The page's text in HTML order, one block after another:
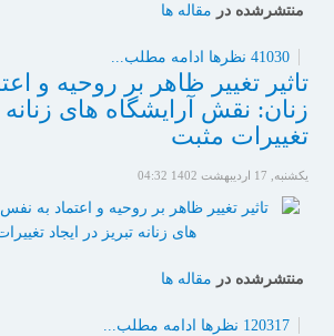
منتشرشده در مقاله ها
41030 نظرها ادامه مطلب...
تاثیر تغییر ظاهر بر روحیه و
زنان: نقش آرایشگاه های زنانه
تغییرات مثبت
یکشنبه, 17 ارديبهشت 1402 04:32
منتشرشده در مقاله ها
120317 نظرها ادامه مطلب...